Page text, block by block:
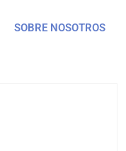
SOBRE NOSOTROS